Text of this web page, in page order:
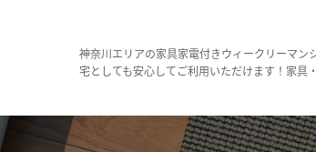
神奈川エリアの家具家電付きウィークリーマ
宅としても安心してご利用いただけます！家具